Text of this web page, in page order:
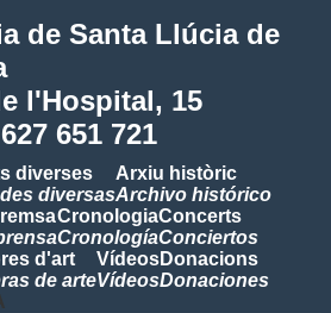
de Santa Llúcia de
l'Hospital, 15
651 721
diverses
diversas
Arxiu històric
Archivo histórico
Cronologia
Cronología
Concerts
Conciertos
d'art
de arte
Vídeos
Vídeos
Donacions
Donaciones